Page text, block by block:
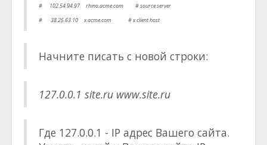
# 102.54.94.97 rhino.acme.com # source server
# 38.25.63.10 x.acme.com # x client host
Начните писать с новой строки:
127.0.0.1 site.ru www.site.ru
Где 127.0.0.1 - IP адрес Вашего сайта.